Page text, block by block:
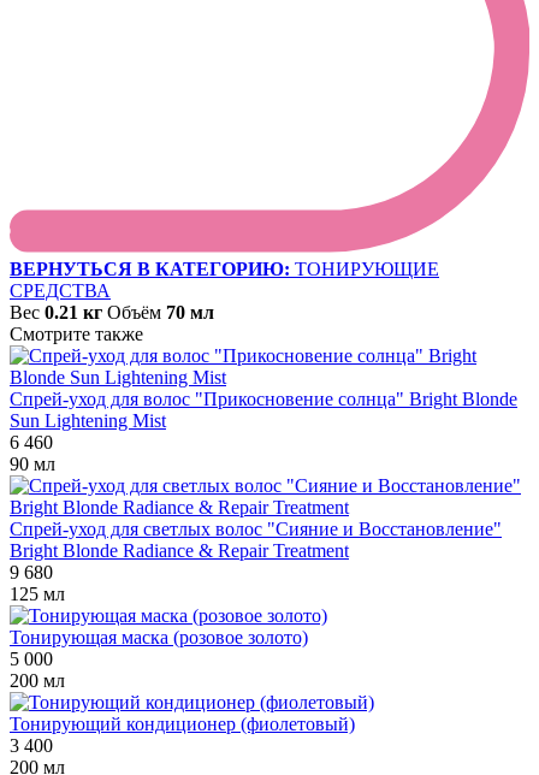
ВЕРНУТЬСЯ В КАТЕГОРИЮ: ТОНИРУЮЩИЕ
СРЕДСТВА
Вес 0.21 кг Объём 70 мл
Смотрите также
Спрей-уход для волос "Прикосновение солнца" Bright Blonde
Sun Lightening Mist
6 460
90 мл
Спрей-уход для светлых волос "Сияние и Восстановление"
Bright Blonde Radiance & Repair Treatment
9 680
125 мл
Тонирующая маска (розовое золото)
5 000
200 мл
Тонирующий кондиционер (фиолетовый)
3 400
200 мл